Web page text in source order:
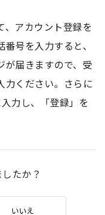
、アカウント登録を
号を入力すると、
が届きますので、受
力ください。さらに
力し、「登録」を
たか？
いいえ